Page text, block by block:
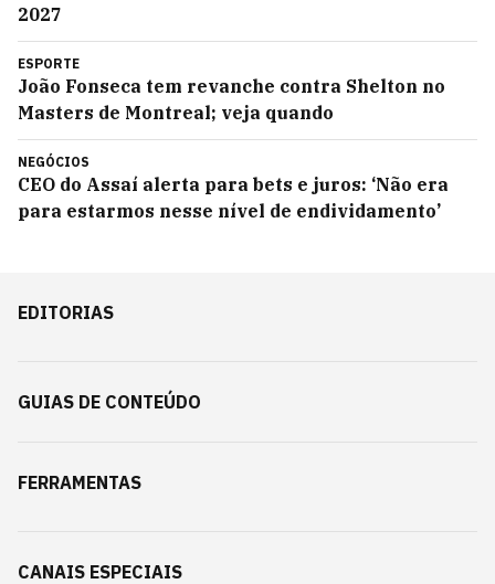
2027
ESPORTE
João Fonseca tem revanche contra Shelton no
Masters de Montreal; veja quando
NEGÓCIOS
CEO do Assaí alerta para bets e juros: ‘Não era
para estarmos nesse nível de endividamento’
EDITORIAS
GUIAS DE CONTEÚDO
FERRAMENTAS
CANAIS ESPECIAIS